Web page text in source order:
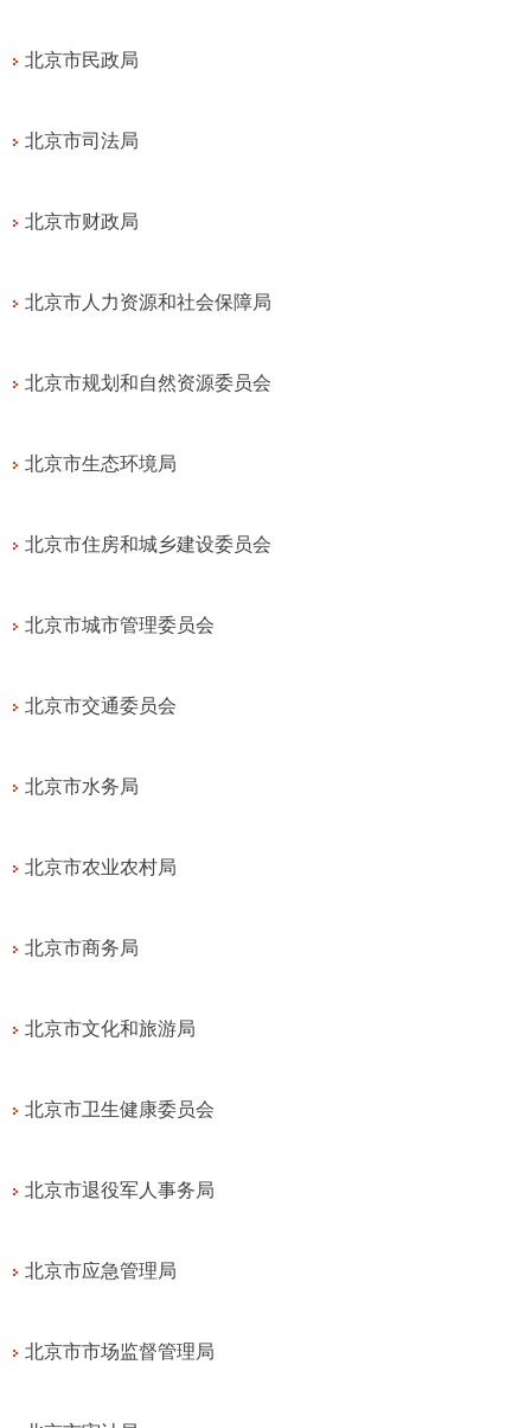
北京市民政局
北京市司法局
北京市财政局
北京市人力资源和社会保障局
北京市规划和自然资源委员会
北京市生态环境局
北京市住房和城乡建设委员会
北京市城市管理委员会
北京市交通委员会
北京市水务局
北京市农业农村局
北京市商务局
北京市文化和旅游局
北京市卫生健康委员会
北京市退役军人事务局
北京市应急管理局
北京市市场监督管理局